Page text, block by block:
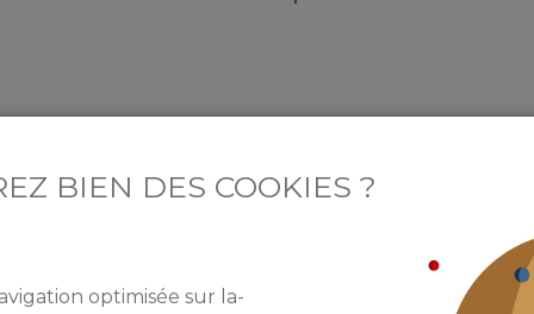
acteurs du projet pendant environ six mois, afin de
saines.
BIEN DES COOKIES ?
optimisée sur la-